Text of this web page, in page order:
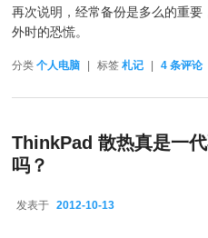
再次说明，经常备份是多么的重
外时的恐慌。
分类 个人电脑 | 标签 札记 | 4 条评论
ThinkPad 散热真是一
吗？
发表于 2012-10-13